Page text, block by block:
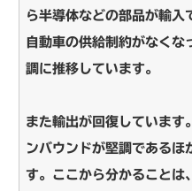
ら半導体などの部品が輸入
自動車の供給制約がなく
調に推移しています。
また輸出が回復していま
ンバウンドが堅調であるほ
す。ここから分かることは